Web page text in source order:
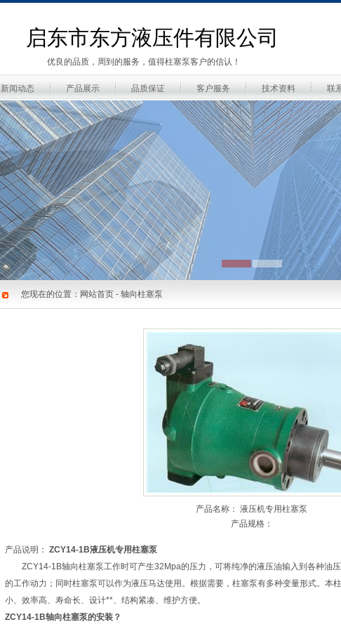
启东市东方液压件有限公司
优良的品质，周到的服务，值得柱塞泵客户的信认！
新闻动态 产品展示 品质保证 客户服务 技术资料 联
您现在的位置： 网站首页 - 轴向柱塞泵
产品名称： 液压机专用柱塞泵
产品规格：
产品说明： ZCY14-1B液压机专用柱塞泵
ZCY14-1B轴向柱塞泵工作时可产生32Mpa的压力，可将纯净的液压油输入到各种油
的工作动力；同时柱塞泵可以作为液压马达使用。根据需要，柱塞泵有多种变量形式。本
小、效率高、寿命长、设计**、结构紧凑、维护方便。
ZCY14-1B轴向柱塞泵的安装？